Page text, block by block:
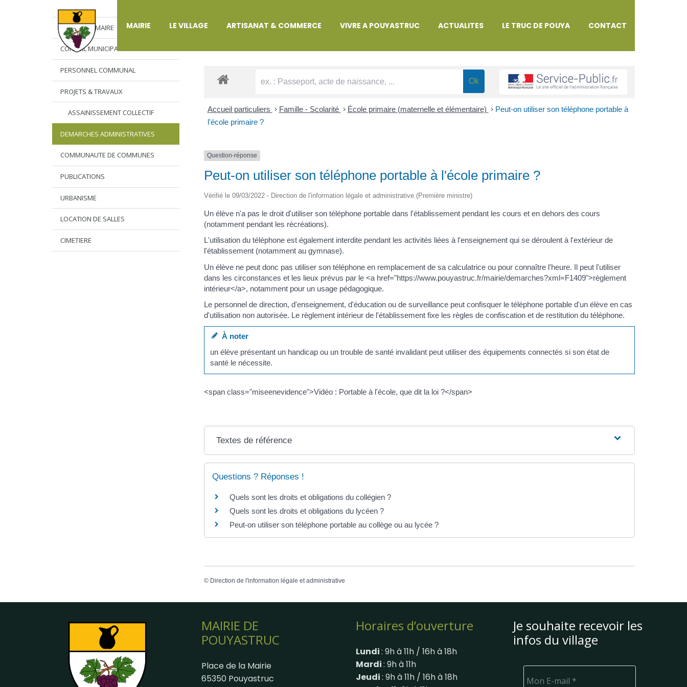
MAIRIE LE VILLAGE ARTISANAT & COMMERCE VIVRE A POUYASTRUC ACTUALITES LE TRUC DE POUYA CONTACT
L’EDITO DU MAIRE
CONSEIL MUNICIPAL
PERSONNEL COMMUNAL
PROJETS & TRAVAUX
ASSAINISSEMENT COLLECTIF
DEMARCHES ADMINISTRATIVES
COMMUNAUTE DE COMMUNES
PUBLICATIONS
URBANISME
LOCATION DE SALLES
CIMETIERE
DÉMARCHES ADMINISTRATIVES
Accueil particuliers > Famille - Scolarité > École primaire (maternelle et élémentaire) > Peut-on utiliser son téléphone portable à
l'école primaire ?
Question-réponse
Peut-on utiliser son téléphone portable à l'école primaire ?
Vérifié le 09/03/2022 - Direction de l'information légale et administrative (Première ministre)
Un élève n'a pas le droit d'utiliser son téléphone portable dans l'établissement pendant les cours et en dehors des cours
(notamment pendant les récréations).
L'utilisation du téléphone est également interdite pendant les activités liées à l'enseignement qui se déroulent à l'extérieur de
l'établissement (notamment au gymnase).
Un élève ne peut donc pas utiliser son téléphone en remplacement de sa calculatrice ou pour connaître l'heure. Il peut l'utiliser
dans les circonstances et les lieux prévus par le <a href="https://www.pouyastruc.fr/mairie/demarches?xml=F1409">règlement
intérieur</a>, notamment pour un usage pédagogique.
Le personnel de direction, d'enseignement, d'éducation ou de surveillance peut confisquer le téléphone portable d'un élève en cas
d'utilisation non autorisée. Le règlement intérieur de l'établissement fixe les règles de confiscation et de restitution du téléphone.
À noter
un élève présentant un handicap ou un trouble de santé invalidant peut utiliser des équipements connectés si son état de
santé le nécessite.
<span class="miseenevidence">Vidéo : Portable à l'école, que dit la loi ?</span>
Textes de référence
Questions ? Réponses !
Quels sont les droits et obligations du collégien ?
Quels sont les droits et obligations du lycéen ?
Peut-on utiliser son téléphone portable au collège ou au lycée ?
© Direction de l'information légale et administrative
MAIRIE DE
POUYASTRUC
Place de la Mairie
65350 Pouyastruc
Horaires d’ouverture
Lundi: 9h à 11h / 16h à 18h
Mardi: 9h à 11h
Jeudi: 9h à 11h / 16h à 18h
Je souhaite recevoir les
infos du village